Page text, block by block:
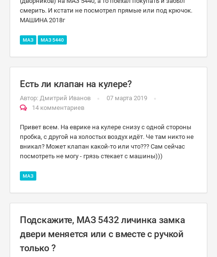
смерить. И кстати не посмотрел прямые или под крючок.
МАШИНА 2018г
МАЗ МАЗ 5440
Есть ли клапан на кулере?
Автор: Дмитрий Иванов
07 марта 2019
14 комментариев
Привет всем. На еврике на кулере снизу с одной стороны
пробка, с другой на холостых воздух идёт. Че там никто не
вникал? Может клапан какой-то или что??? Сам сейчас
посмотреть не могу - грязь стекает с машины)))
МАЗ
Подскажите, МАЗ 5432 личинка замка
двери меняется или с вместе с ручкой
только ?